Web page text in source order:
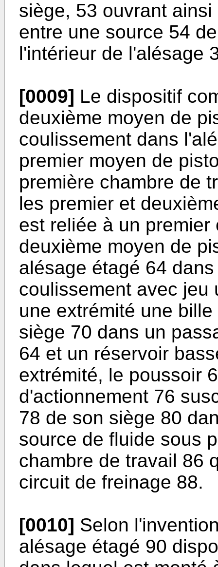
siège, 53 ouvrant
entre une source 54
l'intérieur de l'alésage
[0009] Le dispositif
deuxième moyen de
coulissement dans
premier moyen de
première chambre de
les premier et
est reliée à un
deuxième moyen de
alésage étagé 64
coulissement avec jeu
une extrémité une
siège 70 dans un
64 et un réservoir
extrémité, le poussoir
d'actionnement 76
78 de son siège 80
source de fluide sous
chambre de travail 86
circuit de freinage 88.
[0010] Selon
alésage étagé 90